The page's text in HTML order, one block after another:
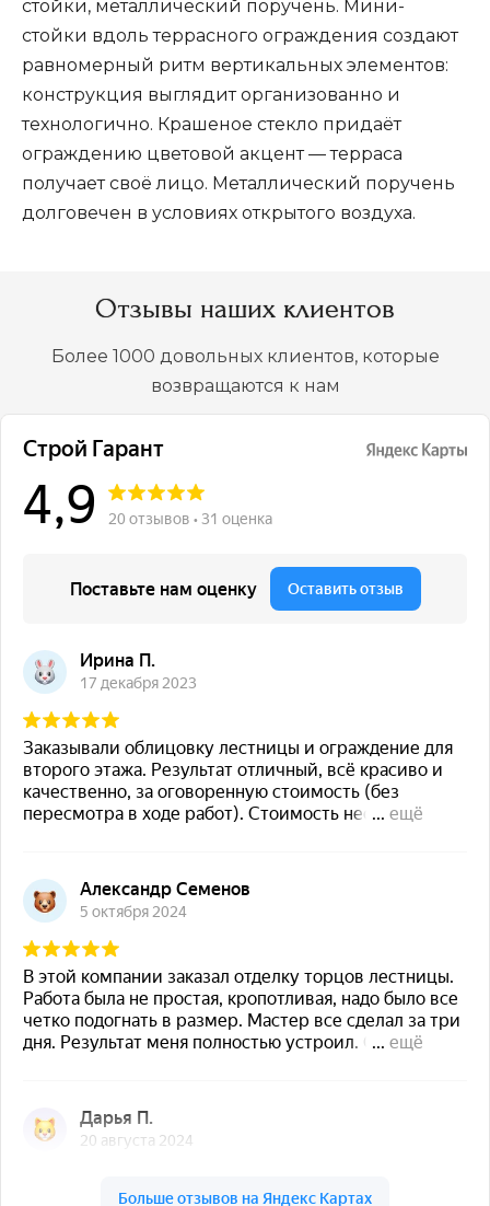
Доставка: Доставка осуществляется собственным
транспортом по Москве и Московской области, а
также по ближайшим областям.
стойки, металлический поручень. Мини-
стойки вдоль террасного ограждения создают
равномерный ритм вертикальных элементов:
конструкция выглядит организованно и
технологично. Крашеное стекло придаёт
ограждению цветовой акцент — терраса
получает своё лицо. Металлический поручень
долговечен в условиях открытого воздуха.
Отзывы наших клиентов
Более 1000 довольных клиентов, которые
возвращаются к нам